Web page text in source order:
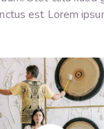
est Lorem